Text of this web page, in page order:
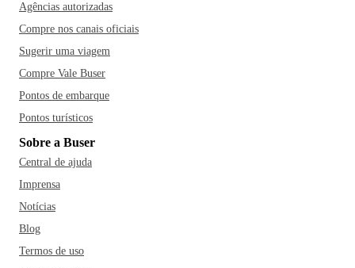
Agências autorizadas
Compre nos canais oficiais
Sugerir uma viagem
Compre Vale Buser
Pontos de embarque
Pontos turísticos
Sobre a Buser
Central de ajuda
Imprensa
Notícias
Blog
Termos de uso